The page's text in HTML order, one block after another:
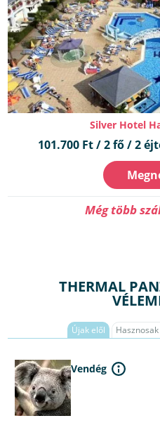
Silver Hotel
101.700 Ft / 2 fő / 2
Még több
THERMAL
Újak elől
Vendég